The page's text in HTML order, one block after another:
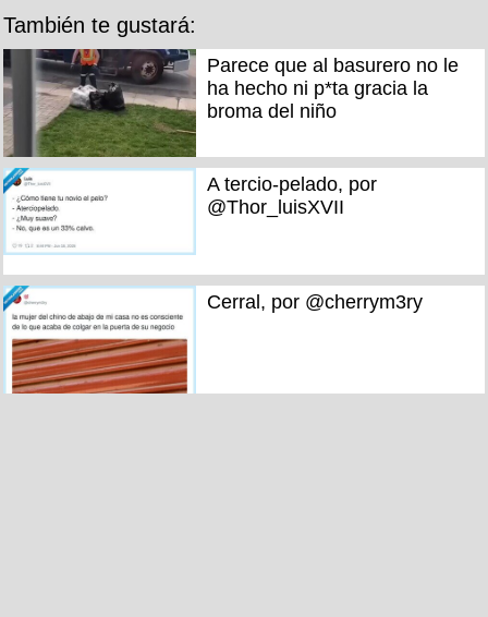
También te gustará:
Parece que al basurero no le
ha hecho ni p*ta gracia la
broma del niño
A tercio-pelado, por
@Thor_luisXVII
Cerral, por @cherrym3ry